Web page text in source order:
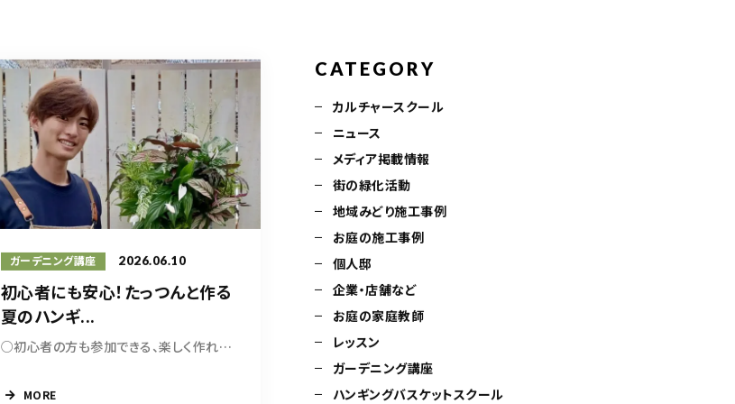
ガーデニング講座 2026.06.10
初心者にも安心！たっつんと作る
夏のハンギ...
○初心者の方も参加できる、楽しく作れるハンギン...
MORE
CATEGORY
カルチャースクール
ニュース
メディア掲載情報
街の緑化活動
地域みどり施工事例
お庭の施工事例
個人邸
企業・店舗など
お庭の家庭教師
レッスン
ガーデニング講座
ハンギングバスケットスクール